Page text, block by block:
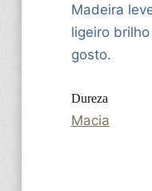
Madeira
ligeiro
gosto.
Dureza
Macia